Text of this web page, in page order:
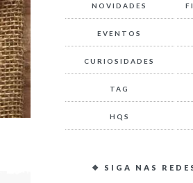
NOVIDADES
EVENTOS
CURIOSIDADES
TAG
HQS
❖ SIGA NAS